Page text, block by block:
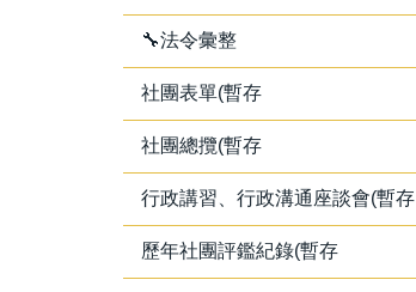
🔧法令彙整
社團表單(暫存
社團總攬(暫存
行政講習、行政溝通座談會(暫存
歷年社團評鑑紀錄(暫存